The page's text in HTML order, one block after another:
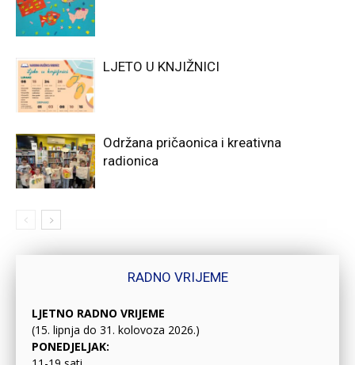
LJETO U KNJIŽNICI
Održana pričaonica i kreativna
radionica
RADNO VRIJEME
LJETNO RADNO VRIJEME
(15. lipnja do 31. kolovoza 2026.)
PONEDJELJAK: